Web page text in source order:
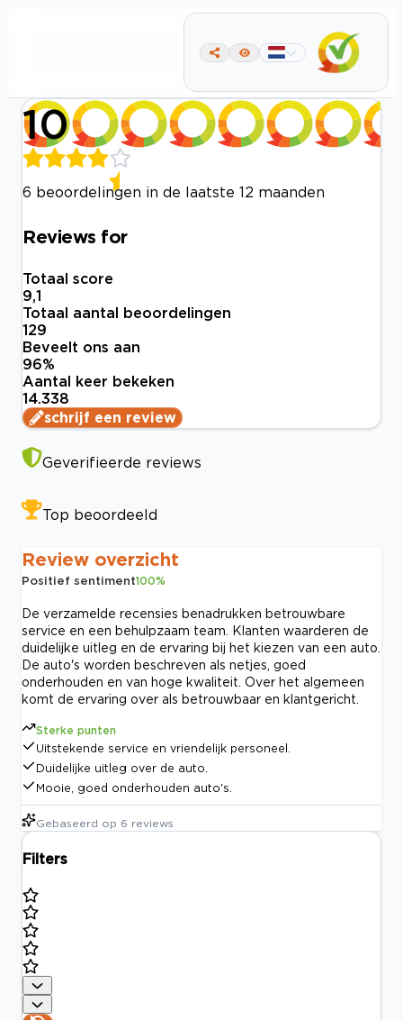
10
6 beoordelingen in de laatste 12 maanden
Reviews for
Totaal score
9,1
Totaal aantal beoordelingen
129
Beveelt ons aan
96%
Aantal keer bekeken
14.338
schrijf een review
Geverifieerde reviews
Top beoordeeld
Review overzicht
Positief sentiment100%
De verzamelde recensies benadrukken betrouwbare
service en een behulpzaam team. Klanten waarderen de
duidelijke uitleg en de ervaring bij het kiezen van een auto.
De auto's worden beschreven als netjes, goed
onderhouden en van hoge kwaliteit. Over het algemeen
komt de ervaring over als betrouwbaar en klantgericht.
Sterke punten
Uitstekende service en vriendelijk personeel.
Duidelijke uitleg over de auto.
Mooie, goed onderhouden auto's.
Gebaseerd op 6 reviews
Filters